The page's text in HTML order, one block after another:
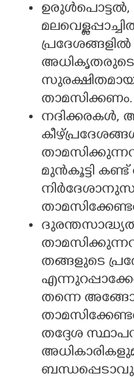
ഉരുൾപൊട്ടൽ,
അധികൃതരുടെ
സുരക്ഷിതമായ
താമസിക്കണം.
നദിക്കരകൾ,
മുൻകൂട്ടി
തങ്ങളുടെ
തന്നെ
തദ്ദേശ